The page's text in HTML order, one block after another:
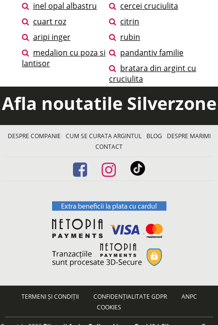
inel opal albastru
cercei cruciulita
cuart roz
citrin
aripi inger
rubin
medalion cu poza si
lantisor
pandantiv familie
bratara din argint cu
cruciulita
Afla noutatile Silverzone
DESPRE COMPANIE CUM SE CURATA ARGINTUL BLOG
DESPRE MARIMI
CONTACT
TERMENI ȘI CONDIȚII CONFIDENȚIALITATE GDPR
ANPC
COOKIES